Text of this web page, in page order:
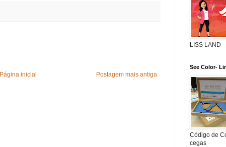
Postagem mais antiga
Página inicial
LISS LAND
See Color-
Código de
cegas